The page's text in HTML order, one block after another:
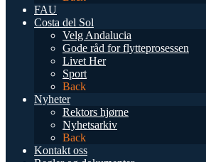
FAU
Costa del Sol
Velg Andalucia
Gode råd for flytteprosessen
Livet Her
Sport
Back
Nyheter
Rektors hjørne
Nyhetsarkiv
Back
Kontakt oss